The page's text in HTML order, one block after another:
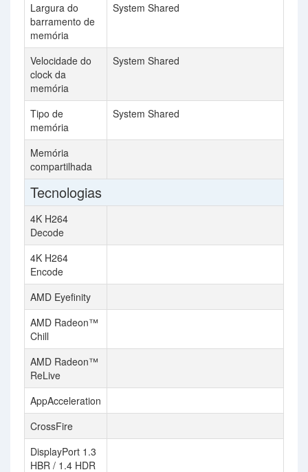
Largura do
barramento de
memória
System Shared
Velocidade do
clock da
memória
System Shared
Tipo de
memória
System Shared
Memória
compartilhada
Tecnologias
4K H264
Decode
4K H264
Encode
AMD Eyefinity
AMD Radeon™
Chill
AMD Radeon™
ReLive
AppAcceleration
CrossFire
DisplayPort 1.3
HBR / 1.4 HDR